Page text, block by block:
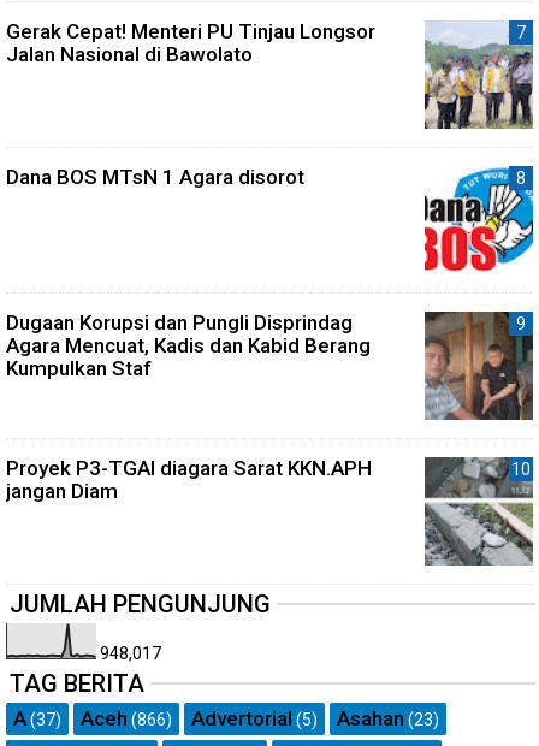
Gerak Cepat! Menteri PU Tinjau Longsor
Jalan Nasional di Bawolato
Dana BOS MTsN 1 Agara disorot
Dugaan Korupsi dan Pungli Disprindag
Agara Mencuat, Kadis dan Kabid Berang
Kumpulkan Staf
Proyek P3-TGAI diagara Sarat KKN.APH
jangan Diam
JUMLAH PENGUNJUNG
948,017
TAG BERITA
A(37) Aceh (866) Advertorial (5) Asahan (23)